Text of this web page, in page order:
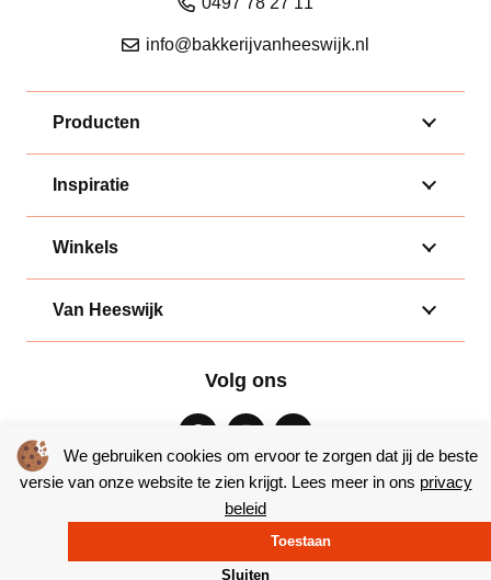
We gebruiken cookies om ervoor te zorgen dat jij de beste
versie van onze website te zien krijgt. Lees meer in ons privacy
beleid
Toestaan
Sluiten
info@bakkerijvanheeswijk.nl
Producten
Inspiratie
Winkels
Van Heeswijk
Volg ons
© Copyright 2026 – Bakkerij van Heeswijk |Website door Yooker